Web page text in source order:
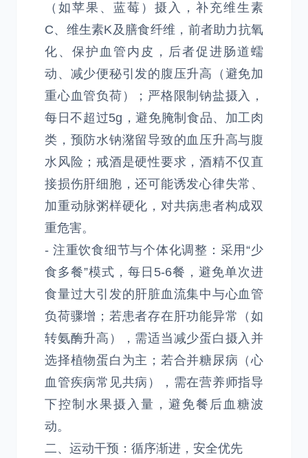
（如苹果、蓝莓）摄入，补充维生素
C、维生素K及膳食纤维，前者助力抗氧
化、保护血管内皮，后者促进肠道蠕
动、减少便秘引发的腹压升高（避免加
重心血管负荷）；严格限制钠盐摄入，
每日不超过5g，避免腌制食品、加工肉
类，预防水钠潴留导致的血压升高与腹
水风险；戒酒是硬性要求，酒精不仅直
接损伤肝细胞，还可能诱发心律失常、
加重动脉粥样硬化，对共病患者构成双
重危害。
- 注重饮食细节与个体化调整：采用“少
食多餐”模式，每日5-6餐，避免单次进
食量过大引发的肝脏血流集中与心血管
负荷骤增；若患者存在肝功能异常（如
转氨酶升高），需适当减少蛋白摄入并
选择植物蛋白为主；若合并糖尿病（心
血管疾病常见共病），需在营养师指导
下控制水果摄入量，避免餐后血糖波
动。
二、运动干预：循序渐进，安全优先